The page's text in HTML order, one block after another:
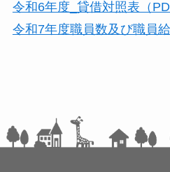
令和6年度_貸借対照表（
令和7年度職員数及び職員